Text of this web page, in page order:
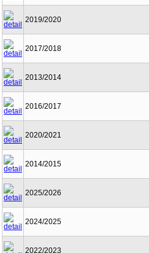
2019/2020
2017/2018
2013/2014
2016/2017
2020/2021
2014/2015
2025/2026
2024/2025
2022/2023